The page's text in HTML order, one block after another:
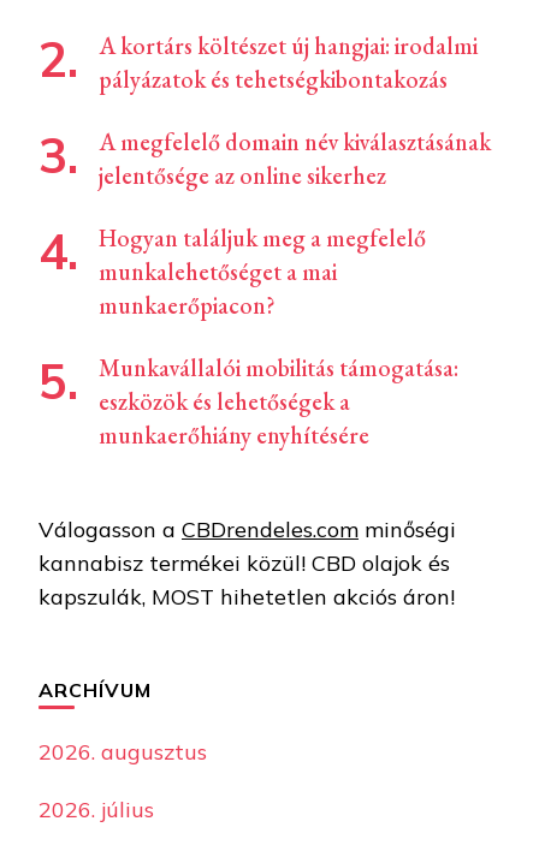
A kortárs költészet új hangjai: irodalmi
pályázatok és tehetségkibontakozás
A megfelelő domain név kiválasztásának
jelentősége az online sikerhez
Hogyan találjuk meg a megfelelő
munkalehetőséget a mai
munkaerőpiacon?
Munkavállalói mobilitás támogatása:
eszközök és lehetőségek a
munkaerőhiány enyhítésére
Válogasson a CBDrendeles.com minőségi
kannabisz termékei közül! CBD olajok és
kapszulák, MOST hihetetlen akciós áron!
ARCHÍVUM
2026. augusztus
2026. július